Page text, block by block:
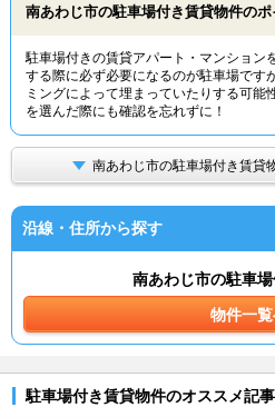
TOP
南あわじ市の駐車場付き賃貸物件のポ
駐車場付きの賃貸アパート・マンション
する際に必ず必要になるのが駐車場です
ミングによって埋まっていたりする可能
を選んだ際にも確認を忘れずに！
南あわじ市の駐車場付き賃貸
沿線・住所から探す
南あわじ市の駐車
物件一
駐車場付き賃貸物件のオススメ記事